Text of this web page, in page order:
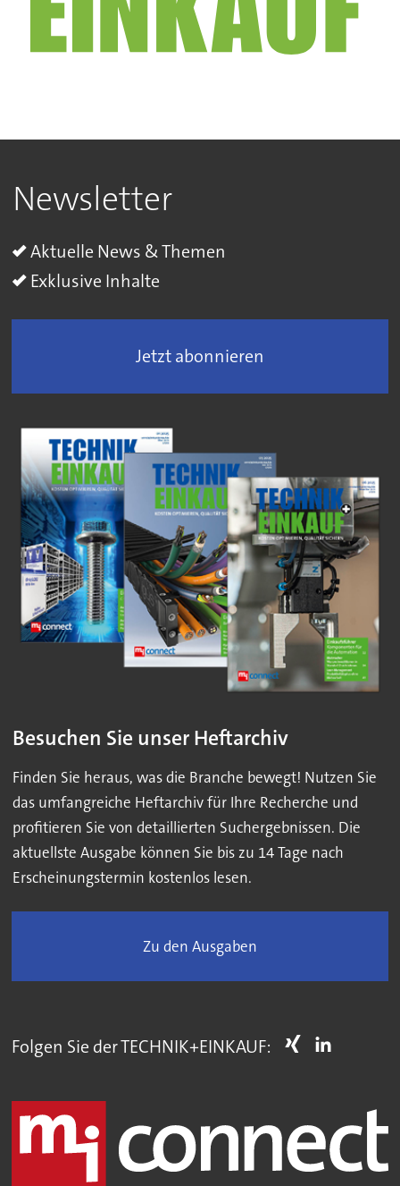
Newsletter
Aktuelle News & Themen
Exklusive Inhalte
Jetzt abonnieren
Besuchen Sie unser Heftarchiv
Finden Sie heraus, was die Branche bewegt! Nutzen Sie
das umfangreiche Heftarchiv für Ihre Recherche und
profitieren Sie von detaillierten Suchergebnissen. Die
aktuellste Ausgabe können Sie bis zu 14 Tage nach
Erscheinungstermin kostenlos lesen.
Zu den Ausgaben
Folgen Sie der TECHNIK+EINKAUF: